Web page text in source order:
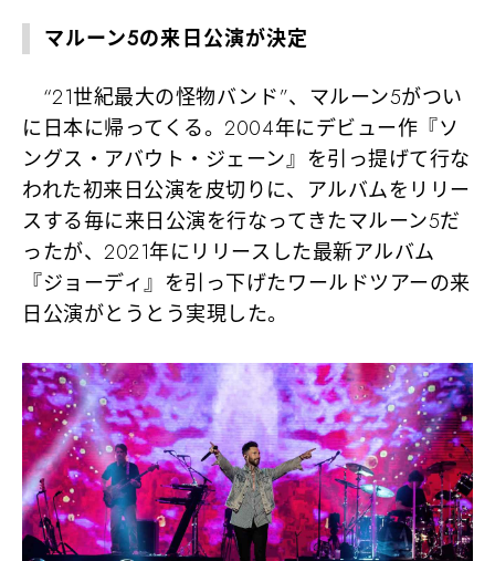
マルーン5の来日公演が決定
“21世紀最大の怪物バンド”、マルーン5がつい
に日本に帰ってくる。2004年にデビュー作『ソ
ングス・アバウト・ジェーン』を引っ提げて行な
われた初来日公演を皮切りに、アルバムをリリー
スする毎に来日公演を行なってきたマルーン5だ
ったが、2021年にリリースした最新アルバム
『ジョーディ』を引っ下げたワールドツアーの来
日公演がとうとう実現した。